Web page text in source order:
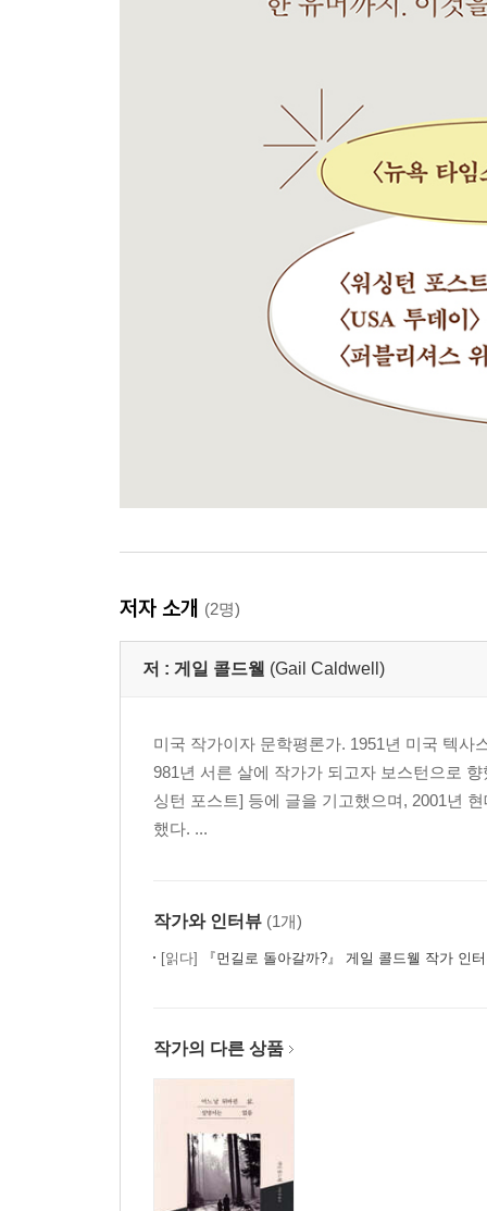
저자 소개 (2명)
저 : 게일 콜드웰 (Gail Caldwell)
미국 작가이자 문학평론가. 1951년 미국 텍
981년 서른 살에 작가가 되고자 보스턴으로
싱턴 포스트] 등에 글을 기고했으며, 2001년
했다. ...
작가와 인터뷰 (1개)
[읽다] 『먼길로 돌아갈까?』 게일 콜드웰 작가 인
작가의 다른 상품